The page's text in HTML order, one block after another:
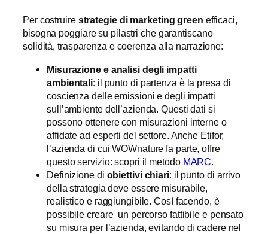
Per costruire strategie di marketing green efficaci,
bisogna poggiare su pilastri che garantiscano
solidità, trasparenza e coerenza alla narrazione:
Misurazione e analisi degli impatti
ambientali: il punto di partenza è la presa di
coscienza delle emissioni e degli impatti
sull’ambiente dell’azienda. Questi dati si
possono ottenere con misurazioni interne o
affidate ad esperti del settore. Anche Etifor,
l’azienda di cui WOWnature fa parte, offre
questo servizio: scopri il metodo MARC
Definizione di obiettivi chiari: il punto di arrivo
della strategia deve essere misurabile,
realistico e raggiungibile. Così facendo, è
possibile creare un percorso fattibile e pensato
su misura per l’azienda, evitando di cadere nel